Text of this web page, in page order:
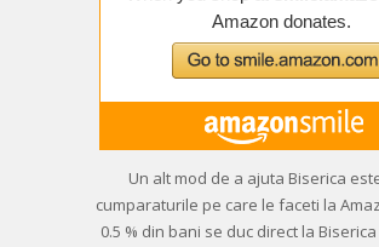
Un alt mod de a ajuta Biserica
cumparaturile pe care le faceti la
0.5 % din bani se duc direct la